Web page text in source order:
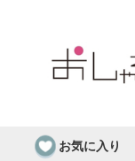
お気に入り